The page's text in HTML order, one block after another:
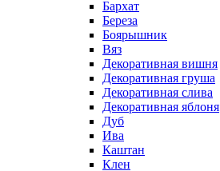
Бархат
Береза
Боярышник
Вяз
Декоративная вишня
Декоративная груша
Декоративная слива
Декоративная яблоня
Дуб
Ива
Каштан
Клен